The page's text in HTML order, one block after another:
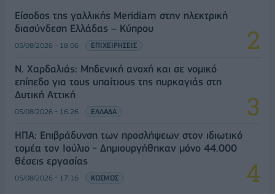
Είσοδος της γαλλικής Meridiam στην ηλεκτρική
διασύνδεση Ελλάδας – Κύπρου
05/08/2026 - 18:06 ΕΠΙΧΕΙΡΗΣΕΙΣ
Ν. Χαρδαλιάς: Μηδενική ανοχή και σε νομικό
επίπεδο για τους υπαίτιους της πυρκαγιάς στη
Δυτική Αττική
05/08/2026 - 16:26 ΕΛΛΑΔΑ
ΗΠΑ: Επιβράδυνση των προσλήψεων στον ιδιωτικό
τομέα τον Ιούλιο - Δημιουργήθηκαν μόνο 44.000
θέσεις εργασίας
05/08/2026 - 17:16 ΚΟΣΜΟΣ